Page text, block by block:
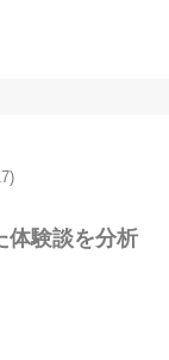
体験談を分析